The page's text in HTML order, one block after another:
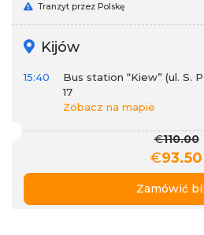
Tranzyt przez Polskę
Kijów
15:40
Bus station “Kiew” (ul. S.
17
Zobacz na mapie
€110.00
€93.50
Zamówić